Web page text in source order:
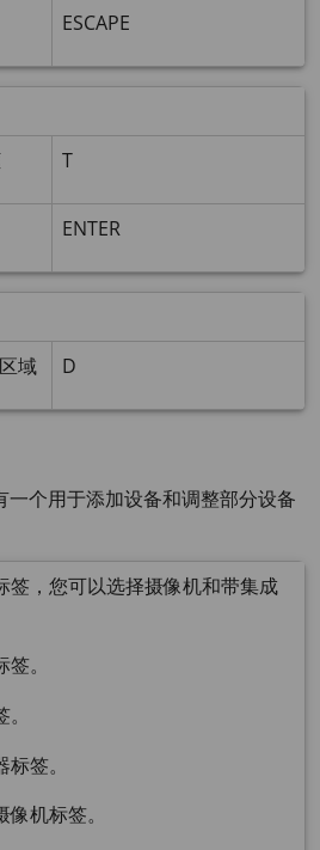
ESCAPE
T
ENTER
域
D
个用于添加设备和调整部分设备
签，您可以选择摄像机和带集成
。
签。
机标签。